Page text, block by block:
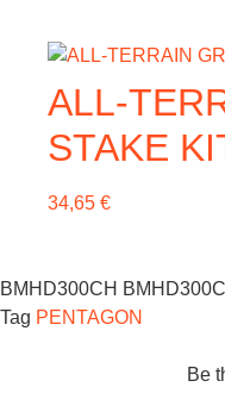
ALL-
STAKE
34,65 €
BMHD300CH
Tag PENTAGON
Be